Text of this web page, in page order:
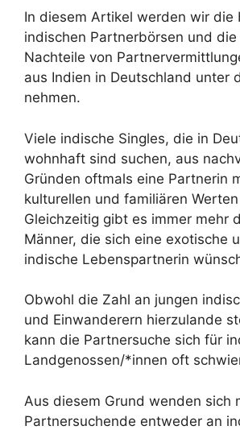
In diesem Artikel werden wir die
indischen Partnerbörsen und die
Nachteile von
aus Indien in Deutschland unter
nehmen.
Viele indische Singles, die in
wohnhaft sind suchen, aus
Gründen oftmals eine Partnerin
kulturellen und familiären
Gleichzeitig gibt es immer mehr
Männer, die sich eine exotische
indische Lebenspartnerin
Obwohl die Zahl an jungen
und Einwanderern hierzulande
kann die Partnersuche sich für
Landgenossen/*innen oft
Aus diesem Grund wenden sich
Partnersuchende entweder an